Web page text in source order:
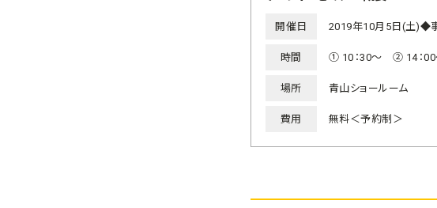
開催日 2019年10月5日(土)◆
時間 ① 10：30～ ② 14：
場所 青山ショールーム
費用 無料＜予約制＞